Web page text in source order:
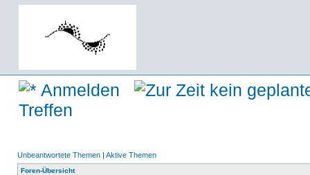
Anmelden
Treffen
Unbeantwortete Themen | Aktive Themen
Foren-Übersicht